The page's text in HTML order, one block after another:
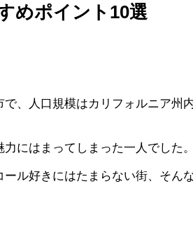
めポイント10選
、人口規模はカリフォルニア州
にはまってしまった一人でした。
ル好きにはたまらない街、そん